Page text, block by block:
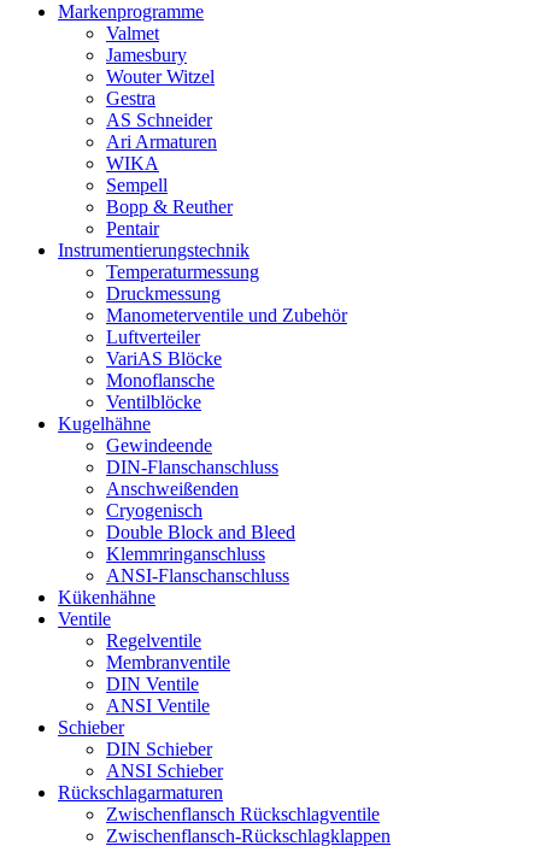
Markenprogramme
Valmet
Jamesbury
Wouter Witzel
Gestra
AS Schneider
Ari Armaturen
WIKA
Sempell
Bopp & Reuther
Pentair
Instrumentierungs­technik
Temperaturmessung
Druckmessung
Manometerventile und Zubehör
Luftverteiler
VariAS Blöcke
Monoflansche
Ventilblöcke
Kugelhähne
Gewindeende
DIN-Flanschanschluss
Anschweißenden
Cryogenisch
Double Block and Bleed
Klemmringanschluss
ANSI-Flanschanschluss
Kükenhähne
Ventile
Regelventile
Membranventile
DIN Ventile
ANSI Ventile
Schieber
DIN Schieber
ANSI Schieber
Rückschlag­armaturen
Zwischenflansch Rückschlagventile
Zwischenflansch-Rückschlagklappen